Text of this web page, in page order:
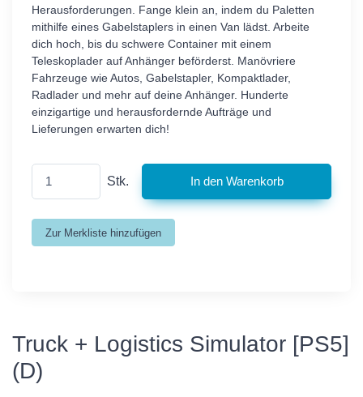
Herausforderungen. Fange klein an, indem du Paletten
mithilfe eines Gabelstaplers in einen Van lädst. Arbeite
dich hoch, bis du schwere Container mit einem
Teleskoplader auf Anhänger beförderst. Manövriere
Fahrzeuge wie Autos, Gabelstapler, Kompaktlader,
Radlader und mehr auf deine Anhänger. Hunderte
einzigartige und herausfordernde Aufträge und
Lieferungen erwarten dich!
Stk.
Truck + Logistics Simulator [PS5]
(D)